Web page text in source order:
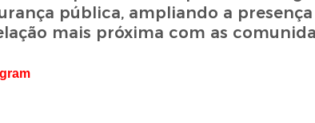
pública, ampliando a
mais próxima com as